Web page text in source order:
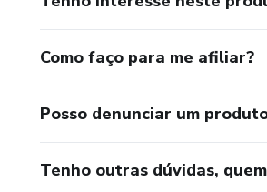
Como faço para me afiliar?
Posso denunciar um
Tenho outras dúvidas,